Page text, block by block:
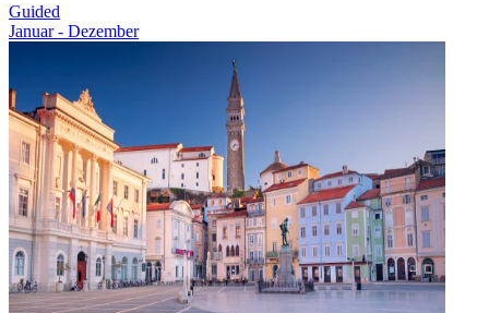
Guided
Januar - Dezember